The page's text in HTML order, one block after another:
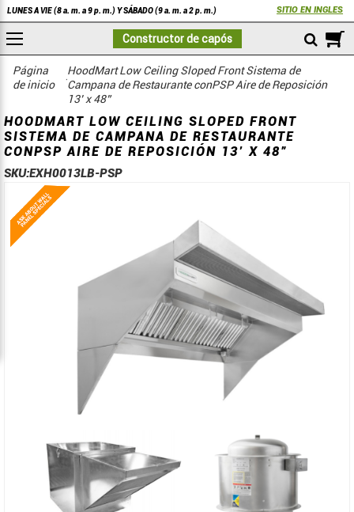
LUNES A VIE (8 a. m. a 9 p. m.) Y SÁBADO (9 a. m. a 2 p. m.) SITIO EN INGLES
Constructor de capós
Página
de inicio
COMPRAR
Techo bajo, frente inclinado, PSP
Aire sin templar
HoodMart Low Ceiling Sloped Front Sistema de
Campana de Restaurante conPSP Aire de Reposición
13’ x 48”
HOODMART LOW CEILING SLOPED FRONT
SISTEMA DE CAMPANA DE RESTAURANTE
CONPSP AIRE DE REPOSICIÓN 13’ X 48”
SKU:EXH0013LB-PSP
Saltar
al
final
Saltar
al
comienzo